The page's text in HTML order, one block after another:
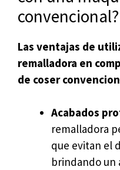
convencional?
Las ventajas de
remalladora en
de coser
Acabados
remalladora
que evitan el
brindando un